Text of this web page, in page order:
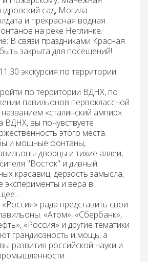
сад, Могила
и прекрасная водная
на реке Неглинке.
В связи праздниками Красная
закрыта для посещений!
11.30 экскурсия по территории
по территории ВДНХ, по
павильонов первоклассной
«сталинский ампир».
ВДНХ, вы почувствуете
этого места.
и мощные фонтаны,
дворцы и тихие аллеи,
"Восток" и дивный
красавиц, дерзость замысла,
эксперименты и вера в
рада представить свои
«Атом», «Сбербанк»,
«Россия» и другие тематики
грандиозность и мощь, а
развития российской науки и